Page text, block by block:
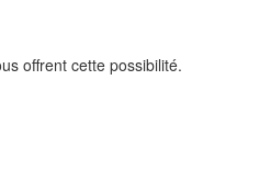
offrent cette possibilité.